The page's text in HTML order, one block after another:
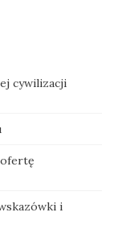
cywilizacji
i